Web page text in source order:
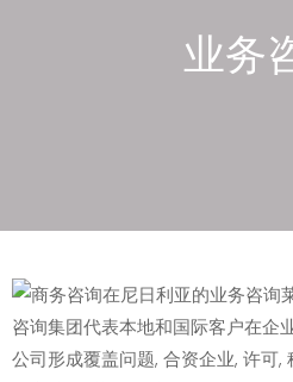
业务